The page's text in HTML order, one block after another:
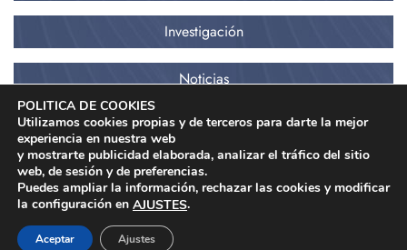
POLITICA DE COOKIES
Utilizamos cookies propias y de terceros para darte la mejor
experiencia en nuestra web
y mostrarte publicidad elaborada, analizar el tráfico del sitio
web, de sesión y de preferencias.
Puedes ampliar la información, rechazar las cookies y modificar
la configuración en AJUSTES.
Aceptar Ajustes
Investigación
Noticias
Copyright © 2022 - Todos los derechos reservados -
web: BusinessGo!
Aviso Legal - Política de Privacidad y Cookies